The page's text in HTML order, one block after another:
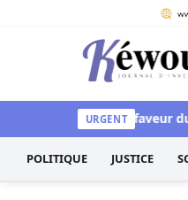
Aller au contenu
Kéwoulo, le
URGENT
de FCFA en faveur du
POLITIQUE JUSTICE